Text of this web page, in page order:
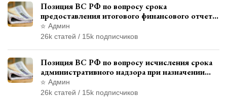
Позиция ВС РФ по вопросу срока
предоставления итогового финансового отчета
кандидатом в соответствии с
законодательством о выборах
Админ
26k статей / 15k подписчиков
Позиция ВС РФ по вопросу исчисления срока
административного надзора при назначении
дополнительного наказания, отличного от
ограничения свободы
Админ
26k статей / 15k подписчиков